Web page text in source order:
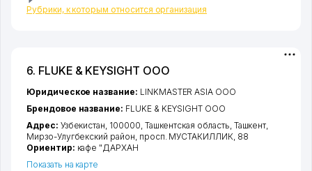
Рубрики, к которым относится организация
6. FLUKE & KEYSIGHT ООО
Юридическое название: LINKMASTER ASIA ООО
Брендовое название: FLUKE & KEYSIGHT ООО
Адрес: Узбекистан, 100000, Ташкентская область, Ташкент,
Мирзо-Улугбекский район, просп. МУСТАКИЛЛИК, 88
Ориентир: кафе "ДАРХАН
Показать на карте